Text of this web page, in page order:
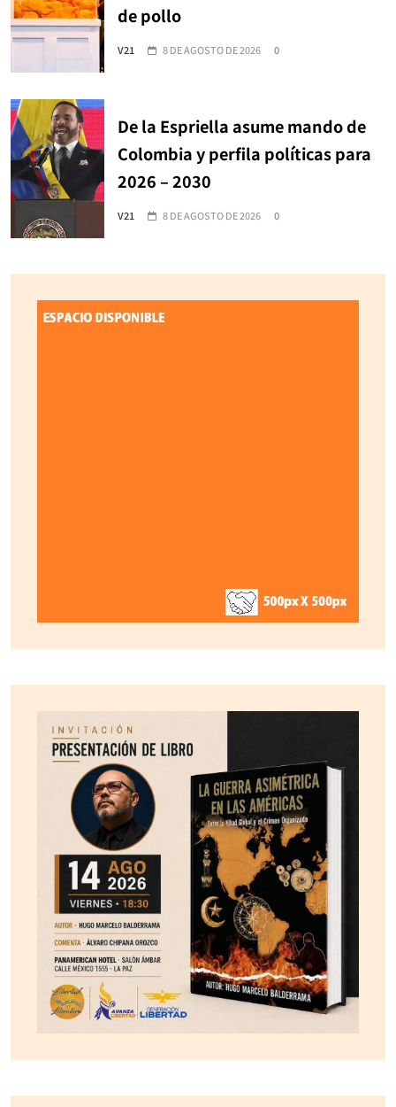
de pollo
V21 8 DE AGOSTO DE 2026 0
De la Espriella asume mando de
Colombia y perfila políticas para
2026 – 2030
V21 8 DE AGOSTO DE 2026 0